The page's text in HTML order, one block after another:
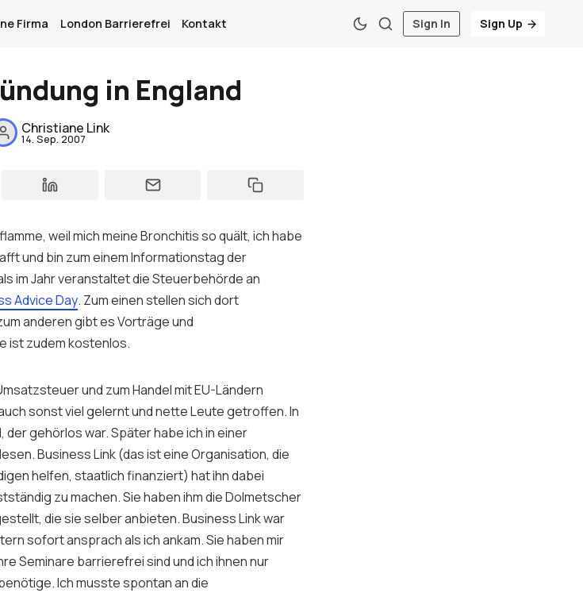
Über mich
Meine Firma
Kontakt
Sign up
Firma London Barrierefrei Kontakt Sign In Sign Up
in England
Christiane Link
14. Sep. 2007
weil mich meine Bronchitis so quält, ich habe
und bin zum einem Informationstag der
im Jahr veranstaltet die Steuerbehörde an
Advice Day. Zum einen stellen sich dort
anderen gibt es Vorträge und
ist zudem kostenlos.
und zum Handel mit EU-Ländern
sonst viel gelernt und nette Leute getroffen. In
der gehörlos war. Später habe ich in einer
Business Link (das ist eine Organisation, die
helfen, staatlich finanziert) hat ihn dabei
zu machen. Sie haben ihm die Dolmetscher
die sie selber anbieten. Business Link war
sofort ansprach als ich ankam. Sie haben mir
Seminare barrierefrei sind und ich ihnen nur
Ich musste spontan an die